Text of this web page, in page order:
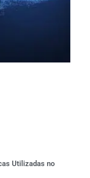
Utilizadas no